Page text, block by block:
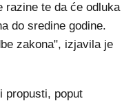
razine te da će odluka
do sredine godine.
zakona", izjavila je
propusti, poput